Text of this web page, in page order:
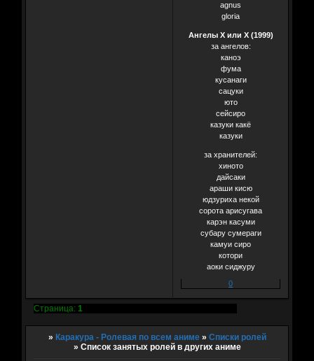
agnus
gloria
Ангелы Х или Х (1999)
за ангелов:
каноэ
фума
кусанаги
сацуки
юто
сейсиро
казуки какё
казуки
за хранителей:
хиното
дайсаки
араши кисю
юдзуриха некой
сорота арисугава
карэн касуми
субару сумераги
камуи сиро
котори
аоки сиджуру
0
Страница: 1
» Каракура - Ролевая по всем аниме » Списки ролей
» Список занятых ролей в других аниме